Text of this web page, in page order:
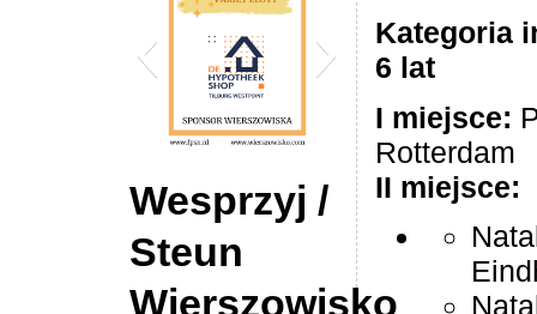
DE Hypotheek Shop
Tilburg
Wesprzyj /
Steun
Wierszowisko
Kate­go­ria
6 lat
I miej­sce:
Rot­ter­dam
II miejsce: